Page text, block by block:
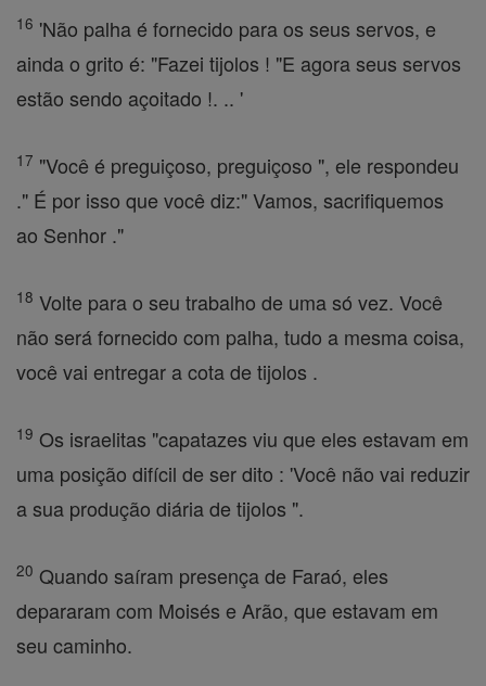
16 'Não palha é fornecido para os seus servos, e
ainda o grito é: "Fazei tijolos ! "E agora seus servos
estão sendo açoitado !. .. '
17 "Você é preguiçoso, preguiçoso ", ele respondeu
." É por isso que você diz:" Vamos, sacrifiquemos
ao Senhor ."
18 Volte para o seu trabalho de uma só vez. Você
não será fornecido com palha, tudo a mesma coisa,
você vai entregar a cota de tijolos .
19 Os israelitas "capatazes viu que eles estavam em
uma posição difícil de ser dito : 'Você não vai reduzir
a sua produção diária de tijolos ".
20 Quando saíram presença de Faraó, eles
depararam com Moisés e Arão, que estavam em
seu caminho.